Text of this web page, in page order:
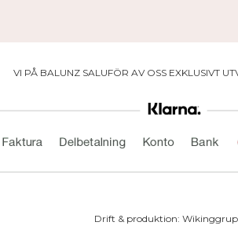
VI PÅ BALUNZ SALUFÖR AV OSS EXKLUSIVT
Drift & produktion: